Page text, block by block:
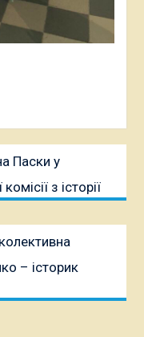
Паски у
з історії
– історик